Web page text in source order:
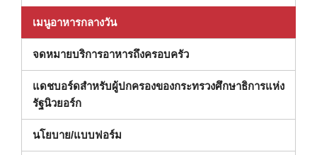
เมนูอาหารกลางวัน
จดหมายบริการอาหารถึงครอบครัว
แดชบอร์ดสําหรับผู้ปกครองของกระทรวงศึกษาธิการแห่ง
รัฐนิวยอร์ก(เปิดในหน้าต่างใหม่)
นโยบาย/แบบฟอร์ม